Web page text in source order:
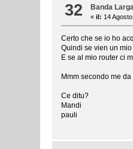
32 Banda Larga
«il: 14
Certo che se io ho
Quindi se vien un
E se al mio router ci
Mmm secondo me
Ce ditu?
Mandi
pauli